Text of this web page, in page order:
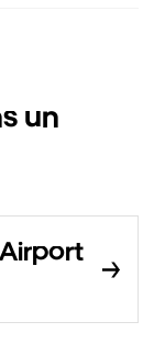
un